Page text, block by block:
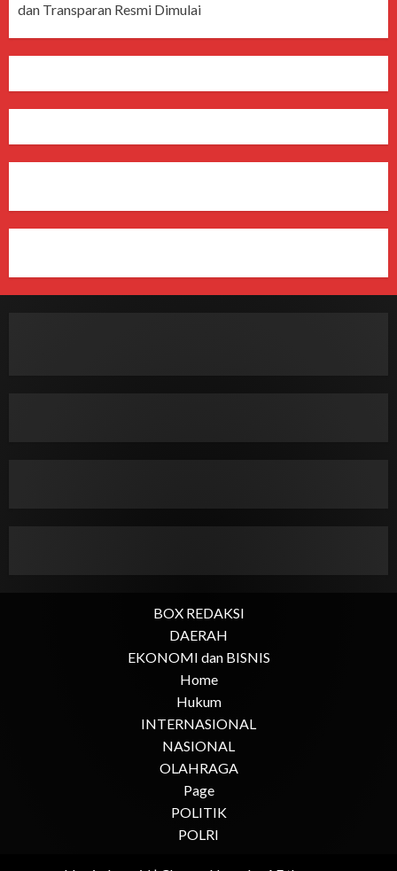
dan Transparan Resmi Dimulai
BOX REDAKSI
DAERAH
EKONOMI dan BISNIS
Home
Hukum
INTERNASIONAL
NASIONAL
OLAHRAGA
Page
POLITIK
POLRI